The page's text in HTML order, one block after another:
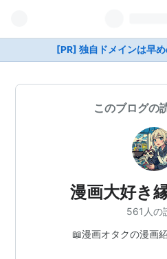
[PR] 独自ドメインは早
このブログの
漫画大好き
561人の
📖漫画オタクの漫画